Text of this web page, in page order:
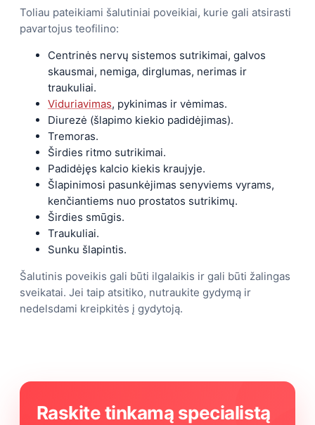
Toliau pateikiami šalutiniai poveikiai, kurie gali atsirasti
pavartojus teofilino:
Centrinės nervų sistemos sutrikimai, galvos
skausmai, nemiga, dirglumas, nerimas ir
traukuliai.
Viduriavimas, pykinimas ir vėmimas.
Diurezė (šlapimo kiekio padidėjimas).
Tremoras.
Širdies ritmo sutrikimai.
Padidėjęs kalcio kiekis kraujyje.
Šlapinimosi pasunkėjimas senyviems vyrams,
kenčiantiems nuo prostatos sutrikimų.
Širdies smūgis.
Traukuliai.
Sunku šlapintis.
Šalutinis poveikis gali būti ilgalaikis ir gali būti žalingas
sveikatai. Jei taip atsitiko, nutraukite gydymą ir
nedelsdami kreipkitės į gydytoją.
Raskite tinkamą specialistą